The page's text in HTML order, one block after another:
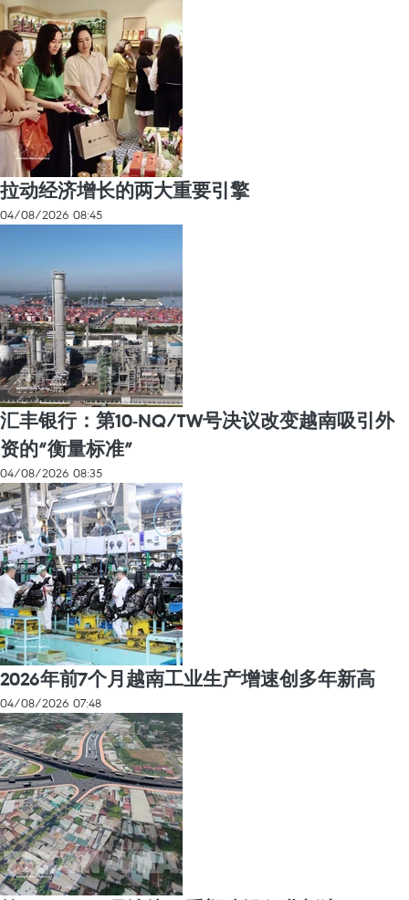
拉动经济增长的两大重要引擎
04/08/2026 08:45
汇丰银行：第10-NQ/TW号决议改变越南吸引外
资的“衡量标准”
04/08/2026 08:35
2026年前7个月越南工业生产增速创多年新高
04/08/2026 07:48